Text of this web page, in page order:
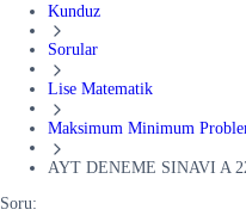
Kunduz
Sorular
Lise Matematik
Maksimum Minimum
AYT DENEME SINAVI A
Soru: